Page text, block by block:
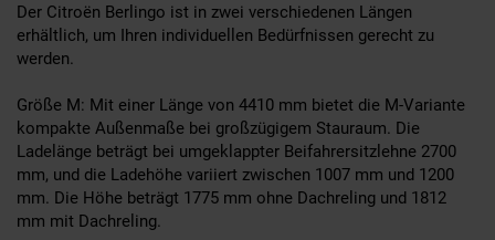
Der Citroën Berlingo ist in zwei verschiedenen Längen
erhältlich, um Ihren individuellen Bedürfnissen gerecht zu
werden.
Größe M: Mit einer Länge von 4410 mm bietet die M-Variante
kompakte Außenmaße bei großzügigem Stauraum. Die
Ladelänge beträgt bei umgeklappter Beifahrersitzlehne 2700
mm, und die Ladehöhe variiert zwischen 1007 mm und 1200
mm. Die Höhe beträgt 1775 mm ohne Dachreling und 1812
mm mit Dachreling.